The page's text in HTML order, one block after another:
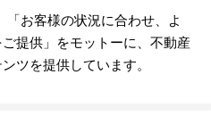
「お客様の状況に合わせ、よ
提供」をモットーに、不動産
ツを提供しています。